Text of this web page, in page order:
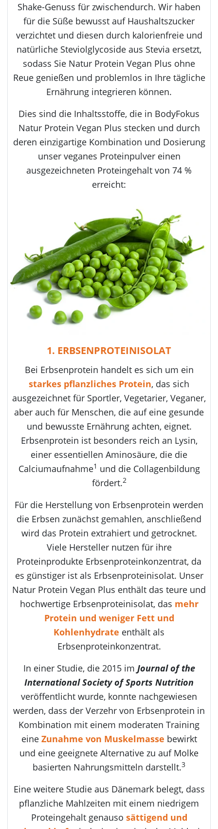
Shake-Genuss für zwischendurch. Wir haben
für die Süße bewusst auf Haushaltszucker
verzichtet und diesen durch kalorienfreie und
natürliche Steviolglycoside aus Stevia ersetzt,
sodass Sie Natur Protein Vegan Plus ohne
Reue genießen und problemlos in Ihre tägliche
Ernährung integrieren können.
Dies sind die Inhaltsstoffe, die in BodyFokus
Natur Protein Vegan Plus stecken und durch
deren einzigartige Kombination und Dosierung
unser veganes Proteinpulver einen
ausgezeichneten Proteingehalt von 74 %
erreicht:
1. ERBSENPROTEINISOLAT
Bei Erbsenprotein handelt es sich um ein
starkes pflanzliches Protein, das sich
ausgezeichnet für Sportler, Vegetarier, Veganer,
aber auch für Menschen, die auf eine gesunde
und bewusste Ernährung achten, eignet.
Erbsenprotein ist besonders reich an Lysin,
einer essentiellen Aminosäure, die die
Calciumaufnahme1 und die Collagenbildung
fördert.2
Für die Herstellung von Erbsenprotein werden
die Erbsen zunächst gemahlen, anschließend
wird das Protein extrahiert und getrocknet.
Viele Hersteller nutzen für ihre
Proteinprodukte Erbsenproteinkonzentrat, da
es günstiger ist als Erbsenproteinisolat. Unser
Natur Protein Vegan Plus enthält das teure und
hochwertige Erbsenproteinisolat, das mehr
Protein und weniger Fett und
Kohlenhydrate enthält als
Erbsenproteinkonzentrat.
In einer Studie, die 2015 im Journal of the
International Society of Sports Nutrition
veröffentlicht wurde, konnte nachgewiesen
werden, dass der Verzehr von Erbsenprotein in
Kombination mit einem moderaten Training
eine Zunahme von Muskelmasse bewirkt
und eine geeignete Alternative zu auf Molke
basierten Nahrungsmitteln darstellt.3
Eine weitere Studie aus Dänemark belegt, dass
pflanzliche Mahlzeiten mit einem niedrigem
Proteingehalt genauso sättigend und